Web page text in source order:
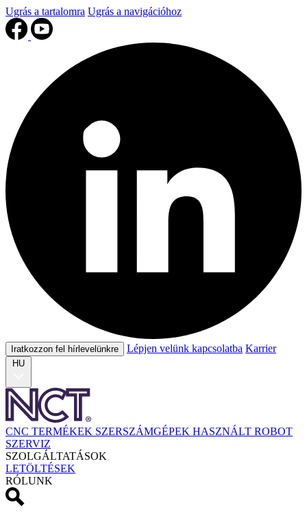
Ugrás a tartalomra Ugrás a navigációhoz
Iratkozzon fel hírlevelünkre Lépjen velünk kapcsolatba Karrier
HU
CNC TERMÉKEK SZERSZÁMGÉPEK HASZNÁLT ROBOT
SZERVIZ
SZOLGÁLTATÁSOK
LETÖLTÉSEK
RÓLUNK